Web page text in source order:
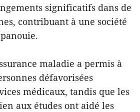
significatifs dans de
contribuant à une société
maladie a permis à
défavorisées
médicaux, tandis que les
aux études ont aidé les